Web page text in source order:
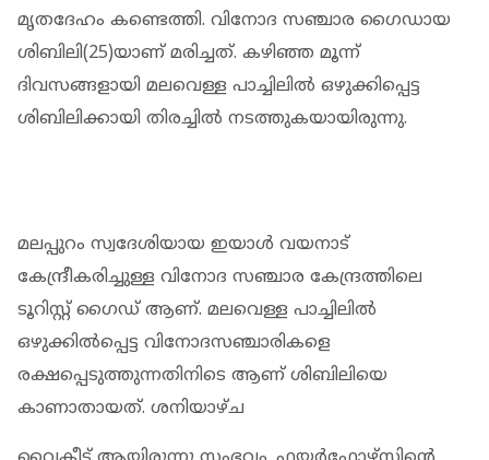
മൃതദേഹം കണ്ടെത്തി. വിനോദ സഞ്ചാര ഗൈഡായ
ശിബിലി(25)യാണ് മരിച്ചത്. കഴിഞ്ഞ മൂന്ന്
ദിവസങ്ങളായി മലവെള്ള പാച്ചിലില്‍ ഒഴുക്കിപ്പെട്ട
ശിബിലിക്കായി തിരച്ചില്‍ നടത്തുകയായിരുന്നു.
മലപ്പുറം സ്വദേശിയായ ഇയാള്‍ വയനാട്
കേന്ദ്രീകരിച്ചുള്ള വിനോദ സഞ്ചാര കേന്ദ്രത്തിലെ
ടൂറിസ്റ്റ് ഗൈഡ് ആണ്. മലവെള്ള പാച്ചിലില്‍
ഒഴുക്കില്‍പ്പെട്ട വിനോദസഞ്ചാരികളെ
രക്ഷപ്പെടുത്തുന്നതിനിടെ ആണ് ശിബിലിയെ
കാണാതായത്. ശനിയാഴ്ച